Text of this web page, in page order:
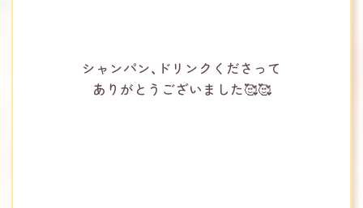
シャンパン、ドリンクくださって
ありがとうございました🥰🥰